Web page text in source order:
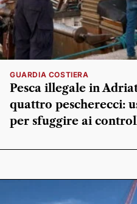
GUARDIA COSTIERA
Pesca illegale in
quattro pescherecci:
per sfuggire ai